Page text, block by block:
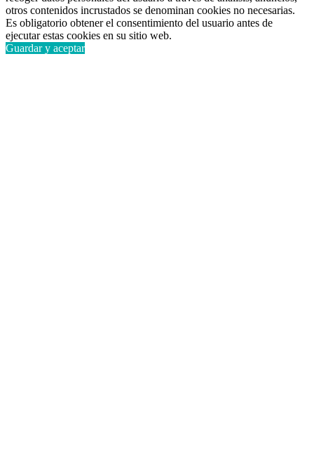
otros contenidos incrustados se denominan cookies no necesarias.
Es obligatorio obtener el consentimiento del usuario antes de
ejecutar estas cookies en su sitio web.
Guardar y aceptar